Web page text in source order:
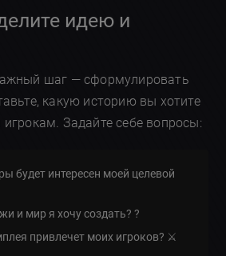
идею и
шаг — сформулировать
какую историю вы хотите
Задайте себе вопросы:
будет интересен моей целевой
и мир я хочу создать? ?
привлечет моих игроков? ⚔️